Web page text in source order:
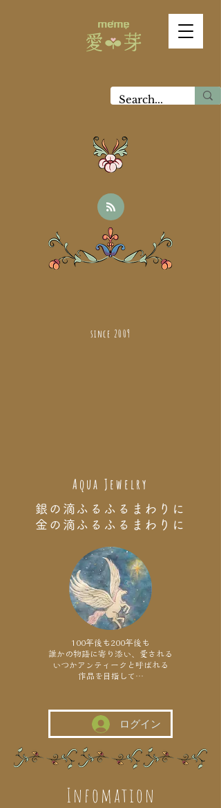
since 2009
Aqua Jewelry
銀の滴ふるふるまわりに
金の滴ふるふるまわりに
100年後も200年後も
誰かの物語に寄り添い、愛される
いつかアンティークと呼ばれる
作品を目指して…
ログイン
Infomation